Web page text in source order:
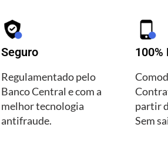
Seguro
Regulamentado pelo
Banco Central e com a
melhor tecnologia
antifraude.
100%
partir
Sem